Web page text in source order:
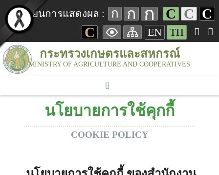
เปลี่ยนการแสดงผล : ก ก ก C C C
C
EN TH
กระทรวงเกษตรและสหกรณ์
MINISTRY OF AGRICULTURE AND COOPERATIVES
นโยบายการใช้คุกกี้
COOKIE POLICY